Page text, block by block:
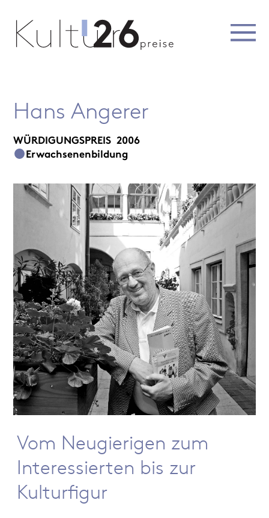
Hans Angerer
WÜRDIGUNGSPREIS 2006
Erwachsenenbildung
Vom Neugierigen zum
Interessierten bis zur
Kulturfigur